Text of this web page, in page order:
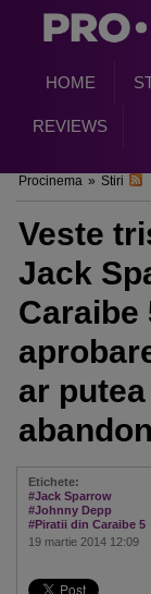
HOME
REVIEWS
Procinema » Stiri
Veste
Jack
Caraibe
ar
Etichete:
#Jack Sparrow
#Johnny Depp
#Piratii din Caraibe 5
19 martie 2014 12:09